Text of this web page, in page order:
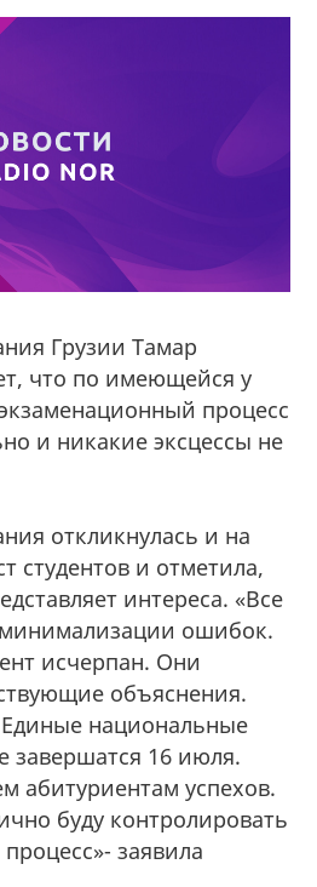
Грузии Тамар
что по имеющейся у
процесс
и никакие эксцессы не
откликнулась и на
студентов и отметила,
интереса. «Все
ошибок.
исчерпан. Они
объяснения.
национальные
завершатся 16 июля.
абитуриентам успехов.
буду контролировать
заявила